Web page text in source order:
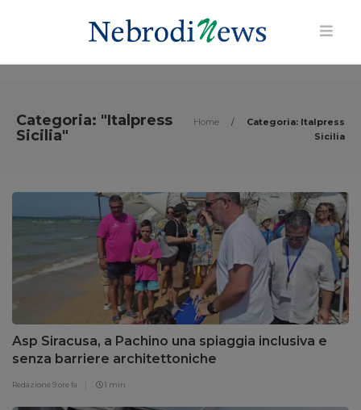
Categoria: "Italpress
Sicilia"
Home /
Categoria: Italpress
Sicilia
Asp Siracusa, a Pachino una spiaggia inclusiva e
senza barriere architettoniche
Redazione9 ore fa 1 min